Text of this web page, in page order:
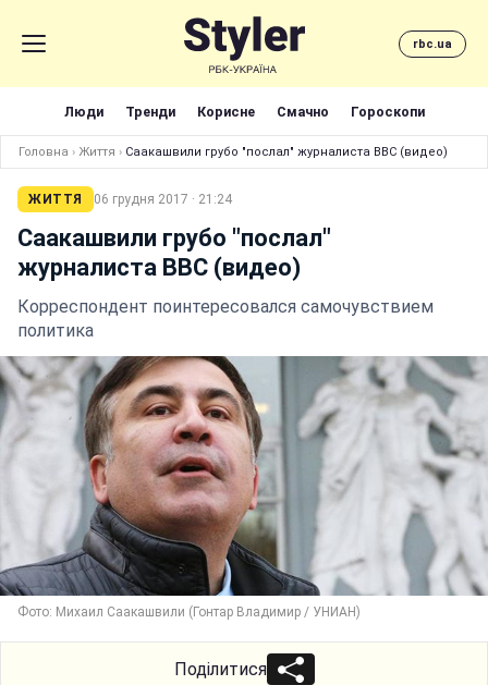
rbc.ua
Люди Тренди Корисне Смачно Гороскопи
Головна › Життя › Саакашвили грубо "послал" журналиста ВВС (видео)
ЖИТТЯ 06 грудня 2017 · 21:24
Саакашвили грубо "послал"
журналиста ВВС (видео)
Корреспондент поинтересовался самочувствием
политика
Фото: Михаил Саакашвили (Гонтар Владимир / УНИАН)
Поділитися